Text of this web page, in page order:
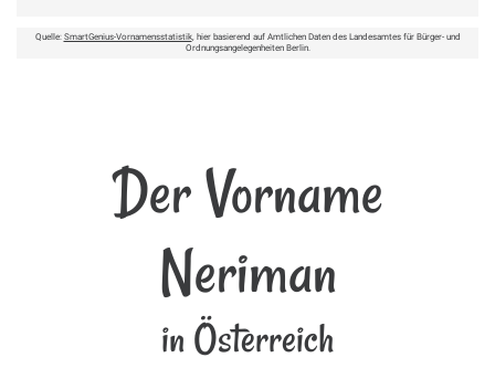
Quelle: SmartGenius-Vornamensstatistik, hier basierend auf Amtlichen Daten des Landesamtes für Bürger- und
Ordnungsangelegenheiten Berlin.
Der Vorname
Neriman
in Österreich